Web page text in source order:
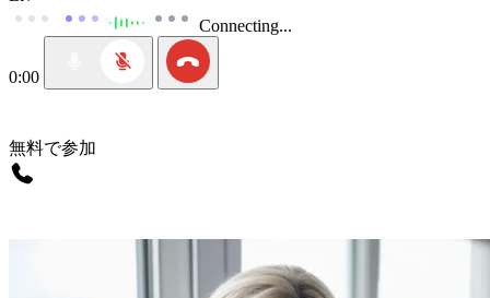
Connecting...
0:00
無料で参加